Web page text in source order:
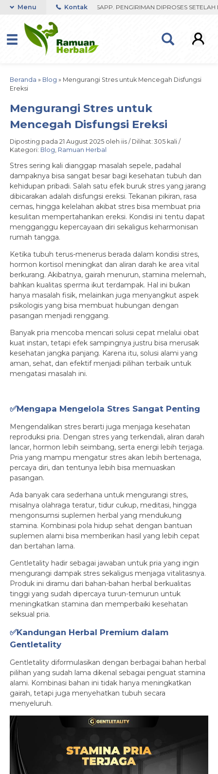
ORDER VIA WHATSAPP. PENGIRIMAN DIPROSES SETELAH
Menu Kontak
Beranda » Blog » Mengurangi Stres untuk Mencegah Disfungsi
Ereksi
Mengurangi Stres untuk
Mencegah Disfungsi Ereksi
Diposting pada 21 August 2025 oleh iis / Dilihat: 305 kali /
Kategori: Blog, Ramuan Herbal
Stres sering kali dianggap masalah sepele, padahal
dampaknya bisa sangat besar bagi kesehatan tubuh dan
kehidupan pribadi. Salah satu efek buruk stres yang jarang
dibicarakan adalah disfungsi ereksi. Tekanan pikiran, rasa
cemas, hingga kelelahan akibat stres bisa membuat pria
kesulitan mempertahankan ereksi. Kondisi ini tentu dapat
mengganggu kepercayaan diri sekaligus keharmonisan
rumah tangga.
Ketika tubuh terus-menerus berada dalam kondisi stres,
hormon kortisol meningkat dan aliran darah ke area vital
berkurang. Akibatnya, gairah menurun, stamina melemah,
bahkan kualitas sperma ikut terdampak. Hal ini bukan
hanya masalah fisik, melainkan juga menyangkut aspek
psikologis yang bisa membuat hubungan dengan
pasangan menjadi renggang.
Banyak pria mencoba mencari solusi cepat melalui obat
kuat instan, tetapi efek sampingnya justru bisa merusak
kesehatan jangka panjang. Karena itu, solusi alami yang
aman, sehat, dan efektif menjadi pilihan terbaik untuk
mengatasi masalah ini.
✅Mengapa Mengelola Stres Sangat Penting
Mengendalikan stres berarti juga menjaga kesehatan
reproduksi pria. Dengan stres yang terkendali, aliran darah
lancar, hormon lebih seimbang, serta energi lebih terjaga.
Pria yang mampu mengatur stres akan lebih bertenaga,
percaya diri, dan tentunya lebih bisa memuaskan
pasangan.
Ada banyak cara sederhana untuk mengurangi stres,
misalnya olahraga teratur, tidur cukup, meditasi, hingga
mengonsumsi suplemen herbal yang mendukung
stamina. Kombinasi pola hidup sehat dengan bantuan
suplemen alami bisa memberikan hasil yang lebih cepat
dan bertahan lama.
Gentletality hadir sebagai jawaban untuk pria yang ingin
mengurangi dampak stres sekaligus menjaga vitalitasnya.
Produk ini diramu dari bahan-bahan herbal berkualitas
tinggi yang sudah dipercaya turun-temurun untuk
meningkatkan stamina dan memperbaiki kesehatan
seksual pria.
✅Kandungan Herbal Premium dalam
Gentletality
Gentletality diformulasikan dengan berbagai bahan herbal
pilihan yang sudah lama dikenal sebagai penguat stamina
alami. Kombinasi bahan ini tidak hanya meningkatkan
gairah, tetapi juga menyehatkan tubuh secara
menyeluruh.